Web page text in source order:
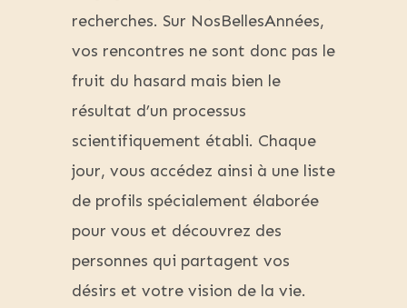
recherches. Sur NosBellesAnnées,
vos rencontres ne sont donc pas le
fruit du hasard mais bien le
résultat d’un processus
scientifiquement établi. Chaque
jour, vous accédez ainsi à une liste
de profils spécialement élaborée
pour vous et découvrez des
personnes qui partagent vos
désirs et votre vision de la vie.